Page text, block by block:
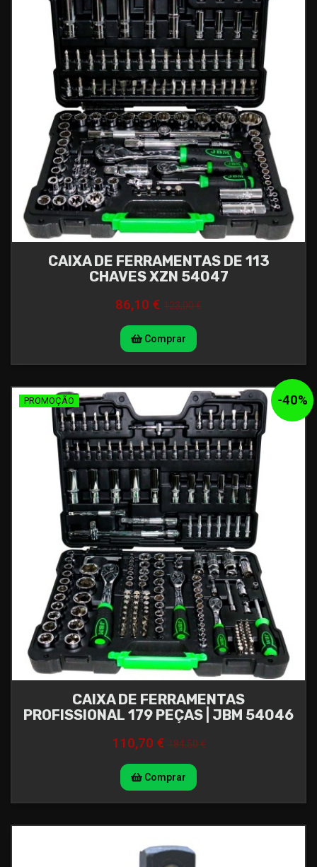
CAIXA DE FERRAMENTAS DE 113
CHAVES XZN 54047
86,10 € 123,00 €
Comprar
-40%
PROMOÇÃO
CAIXA DE FERRAMENTAS
PROFISSIONAL 179 PEÇAS | JBM 54046
110,70 €184,50 €
Comprar